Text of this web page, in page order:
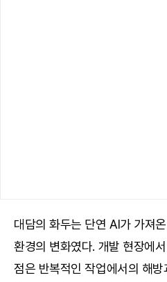
대담의 화두는 단연 AI가 가져
환경의 변화였다. 개발 현장에
점은 반복적인 작업에서의 해